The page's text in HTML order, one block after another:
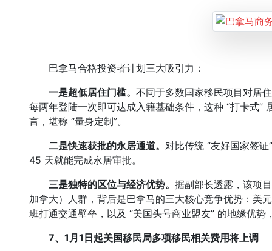
巴拿马合格投资者计划三大吸引力：
一是超低居住门槛。 不同于多数国家移民项目对居
每两年登陆一次即可达成入籍基础条件，这种 “打卡式
言，堪称 “量身定制”。
二是快速获批的永居通道。 对比传统 “友好国家签
45 天就能完成永居审批。
三是独特的区位与经济优势。 据副部长透露，该项
加拿大）人群，背后是巴拿马的三大核心竞争优势：美
班打通交通壁垒，以及 “美国头号商业盟友” 的地缘优
7、1月1日起美国移民局多项移民相关费用将上调